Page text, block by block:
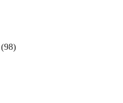
(98)